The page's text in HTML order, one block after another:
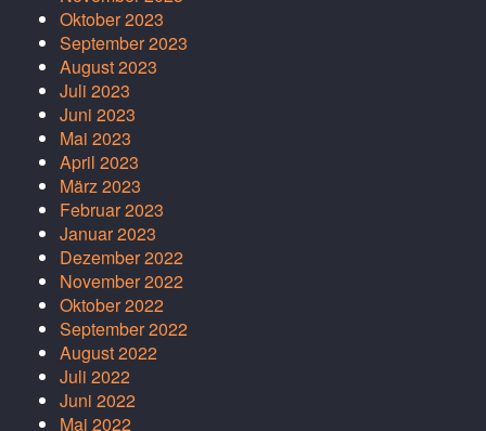
Oktober 2023
September 2023
August 2023
Juli 2023
Juni 2023
Mai 2023
April 2023
März 2023
Februar 2023
Januar 2023
Dezember 2022
November 2022
Oktober 2022
September 2022
August 2022
Juli 2022
Juni 2022
Mai 2022